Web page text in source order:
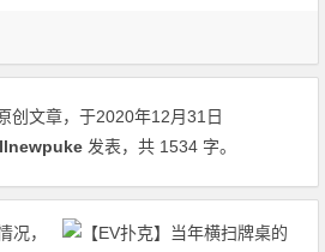
创文章，于2020年12月31日
发表，共 1534 字。